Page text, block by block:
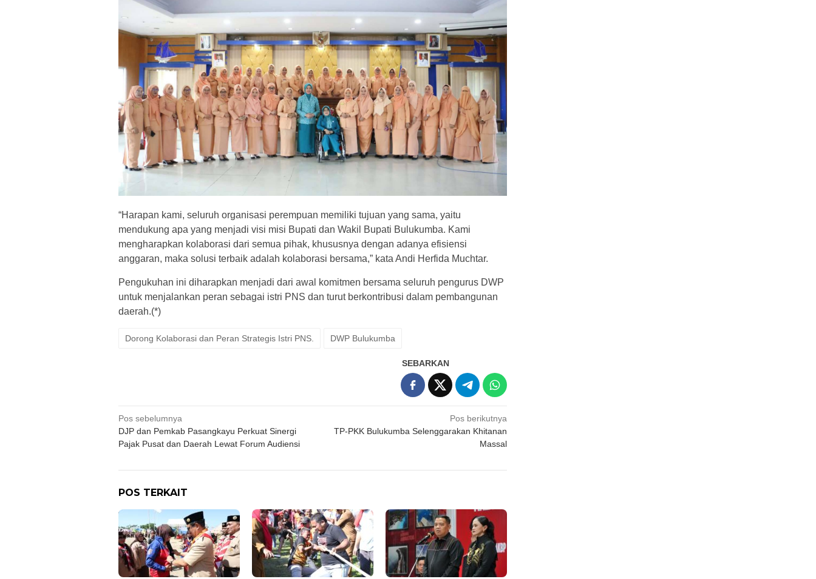
“Harapan kami, seluruh organisasi perempuan memiliki tujuan yang sama, yaitu
mendukung apa yang menjadi visi misi Bupati dan Wakil Bupati Bulukumba. Kami
mengharapkan kolaborasi dari semua pihak, khususnya dengan adanya efisiensi
anggaran, maka solusi terbaik adalah kolaborasi bersama,” kata Andi Herfida Muchtar.
Pengukuhan ini diharapkan menjadi dari awal komitmen bersama seluruh pengurus DWP
untuk menjalankan peran sebagai istri PNS dan turut berkontribusi dalam pembangunan
daerah.(*)
Dorong Kolaborasi dan Peran Strategis Istri PNS. DWP Bulukumba
SEBARKAN
Navigasi
pos
Pos sebelumnya
DJP dan Pemkab Pasangkayu Perkuat Sinergi
Pajak Pusat dan Daerah Lewat Forum Audiensi
Pos berikutnya
TP-PKK Bulukumba Selenggarakan Khitanan
Massal
POS TERKAIT